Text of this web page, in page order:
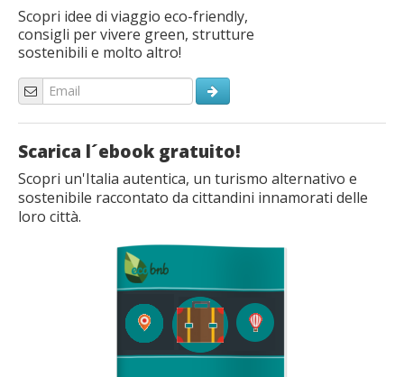
Scopri idee di viaggio eco-friendly,
consigli per vivere green, strutture
sostenibili e molto altro!
Scarica l´ebook gratuito!
Scopri un'Italia autentica, un turismo alternativo e
sostenibile raccontato da cittandini innamorati delle
loro città.